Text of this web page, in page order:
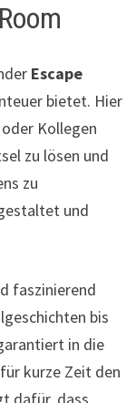
Escape
bietet. Hier
Kollegen
zu lösen und
zu
und
faszinierend
bis
in die
kurze Zeit den
dafür, dass